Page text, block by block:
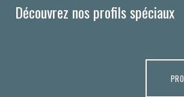
Découvrez nos profils spéciaux